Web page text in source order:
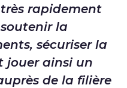
rapidement
la
sécuriser la
jouer ainsi un
de la filière